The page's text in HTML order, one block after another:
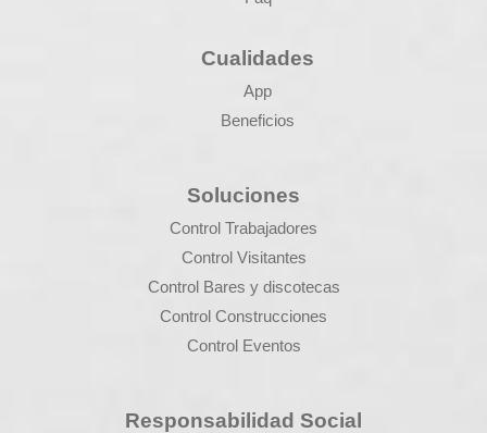
Cualidades
App
Beneficios
Soluciones
Control Trabajadores
Control Visitantes
Control Bares y discotecas
Control Construcciones
Control Eventos
Responsabilidad Social